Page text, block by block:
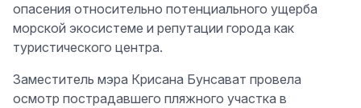
опасения относительно потенциального ущерба
морской экосистеме и репутации города как
туристического центра.
Заместитель мэра Крисана Бунсават провела
осмотр пострадавшего пляжного участка в